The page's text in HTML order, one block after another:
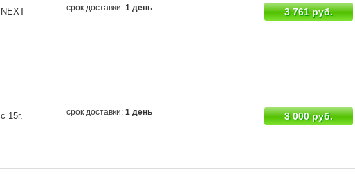
NEXT срок доставки: 1 день 3 761 руб.
с 15г. срок доставки: 1 день 3 000 руб.